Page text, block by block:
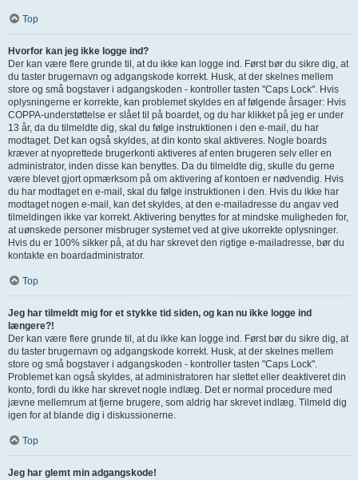
Top
Hvorfor kan jeg ikke logge ind?
Der kan være flere grunde til, at du ikke kan logge ind. Først bør du sikre dig, at
du taster brugernavn og adgangskode korrekt. Husk, at der skelnes mellem
store og små bogstaver i adgangskoden - kontroller tasten "Caps Lock". Hvis
oplysningerne er korrekte, kan problemet skyldes en af følgende årsager: Hvis
COPPA-understøttelse er slået til på boardet, og du har klikket på jeg er under
13 år, da du tilmeldte dig, skal du følge instruktionen i den e-mail, du har
modtaget. Det kan også skyldes, at din konto skal aktiveres. Nogle boards
kræver at nyoprettede brugerkonti aktiveres af enten brugeren selv eller en
administrator, inden disse kan benyttes. Da du tilmeldte dig, skulle du gerne
være blevet gjort opmærksom på om aktivering af kontoen er nødvendig. Hvis
du har modtaget en e-mail, skal du følge instruktionen i den. Hvis du ikke har
modtaget nogen e-mail, kan det skyldes, at den e-mailadresse du angav ved
tilmeldingen ikke var korrekt. Aktivering benyttes for at mindske muligheden for,
at uønskede personer misbruger systemet ved at give ukorrekte oplysninger.
Hvis du er 100% sikker på, at du har skrevet den rigtige e-mailadresse, bør du
kontakte en boardadministrator.
Top
Jeg har tilmeldt mig for et stykke tid siden, og kan nu ikke logge ind
længere?!
Der kan være flere grunde til, at du ikke kan logge ind. Først bør du sikre dig, at
du taster brugernavn og adgangskode korrekt. Husk, at der skelnes mellem
store og små bogstaver i adgangskoden - kontroller tasten "Caps Lock".
Problemet kan også skyldes, at administratoren har slettet eller deaktiveret din
konto, fordi du ikke har skrevet nogle indlæg. Det er normal procedure med
jævne mellemrum at fjerne brugere, som aldrig har skrevet indlæg. Tilmeld dig
igen for at blande dig i diskussionerne.
Top
Jeg har glemt min adgangskode!